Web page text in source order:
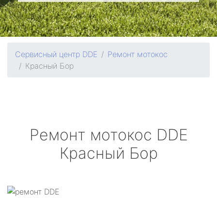
Сервисный центр DDE
Ремонт мотокос
Красный Бор
Ремонт мотокос DDE
Красный Бор